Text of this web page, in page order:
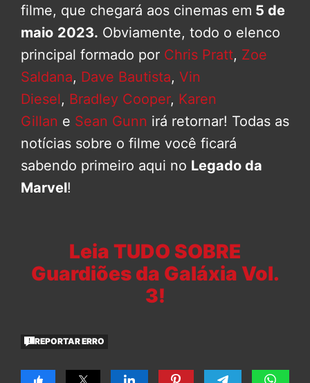
filme, que chegará aos cinemas em 5 de
maio 2023. Obviamente, todo o elenco
principal formado por Chris Pratt, Zoe
Saldana, Dave Bautista, Vin
Diesel, Bradley Cooper, Karen
Gillan e Sean Gunn irá retornar! Todas as
notícias sobre o filme você ficará
sabendo primeiro aqui no Legado da
Marvel!
Leia TUDO SOBRE
Guardiões da Galáxia Vol.
3!
REPORTAR ERRO